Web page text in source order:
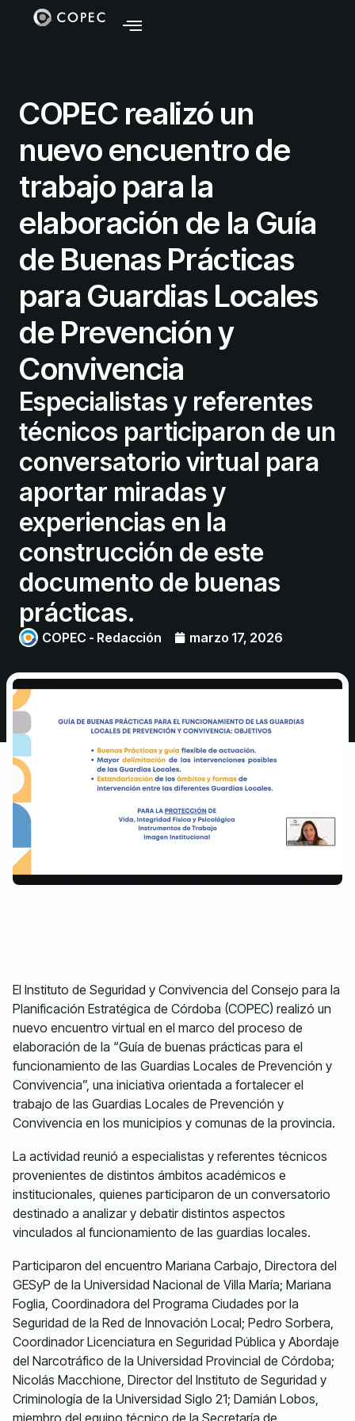
COPEC realizó un
nuevo encuentro de
trabajo para la
elaboración de la Guía
de Buenas Prácticas
para Guardias Locales
de Prevención y
Convivencia
Especialistas y referentes
técnicos participaron de un
conversatorio virtual para
aportar miradas y
experiencias en la
construcción de este
documento de buenas
prácticas.
COPEC - Redacción marzo 17, 2026
El Instituto de Seguridad y Convivencia del Consejo para la
Planificación Estratégica de Córdoba (COPEC) realizó un
nuevo encuentro virtual en el marco del proceso de
elaboración de la “Guía de buenas prácticas para el
funcionamiento de las Guardias Locales de Prevención y
Convivencia”, una iniciativa orientada a fortalecer el
trabajo de las Guardias Locales de Prevención y
Convivencia en los municipios y comunas de la provincia.
La actividad reunió a especialistas y referentes técnicos
provenientes de distintos ámbitos académicos e
institucionales, quienes participaron de un conversatorio
destinado a analizar y debatir distintos aspectos
vinculados al funcionamiento de las guardias locales.
Participaron del encuentro Mariana Carbajo, Directora del
GESyP de la Universidad Nacional de Villa María; Mariana
Foglia, Coordinadora del Programa Ciudades por la
Seguridad de la Red de Innovación Local; Pedro Sorbera,
Coordinador Licenciatura en Seguridad Pública y Abordaje
del Narcotráfico de la Universidad Provincial de Córdoba;
Nicolás Macchione, Director del Instituto de Seguridad y
Criminología de la Universidad Siglo 21; Damián Lobos,
miembro del equipo técnico de la Secretaría de